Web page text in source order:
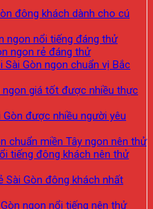
đông khách dành cho cú
ngon nổi tiếng đáng thử
ngon rẻ đáng thử
Sài Gòn ngon chuẩn vị Bắc
ngon giá tốt được nhiều thực
được nhiều người yêu
chuẩn miền Tây ngon nên thử
tiếng đông khách nên thử
Sài Gòn đông khách nhất
ngon nổi tiếng nên thử